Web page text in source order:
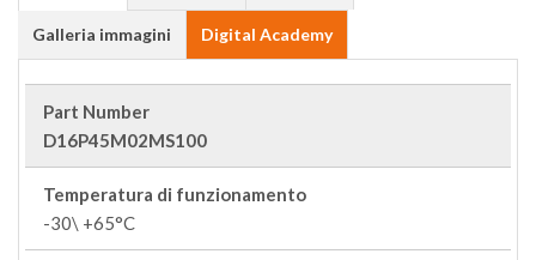
Galleria immagini Digital Academy
Part Number
D16P45M02MS100
Temperatura di funzionamento
-30\ +65°C